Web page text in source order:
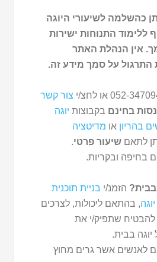
כהשלמה לשיעורי היוגה
ללימוד התנוחות ישירות
אין הנהלת האתר
התרגול על סמך מידע זה.
צור קשר
בחינם בקבוצות יוגה
בהריון או מדיטציה
לתאםשיעור פרטי.
בחיפה ובקריות.
בבית? הזמנ/י בניית תוכנית
, בהתאם ליכולות, לצרכים
להבטיח שתפיק/י את
בבית.
לאנשים אשר גרים מחוץ